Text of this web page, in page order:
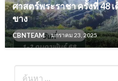
ศาสตร์พระราชา ครั้งที่ 48
ขาง
CBNTEAM มกราคม 23, 2025